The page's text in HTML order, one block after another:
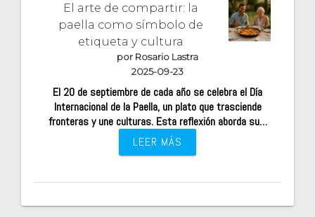
El arte de compartir: la
paella como símbolo de
etiqueta y cultura
por Rosario Lastra
2025-09-23
El 20 de septiembre de cada año se celebra el Día
Internacional de la Paella, un plato que trasciende
fronteras y une culturas. Esta reflexión aborda su…
LEER MÁS